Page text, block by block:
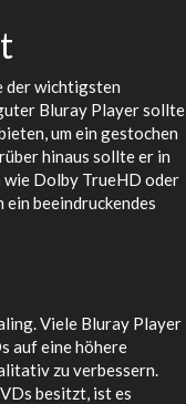
der wichtigsten
Bluray Player sollte
um ein gestochen
hinaus sollte er in
wie Dolby TrueHD oder
beeindruckendes
Viele Bluray Player
auf eine höhere
zu verbessern.
besitzt, ist es